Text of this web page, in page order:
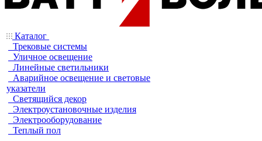
Каталог
Трековые системы
Уличное освещение
Линейные светильники
Аварийное освещение и световые
указатели
Светящийся декор
Электроустановочные изделия
Электрооборудование
Теплый пол